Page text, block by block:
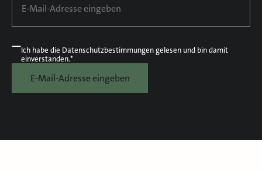
Ich habe die Datenschutzbestimmungengelesen und bin damit
einverstanden.*
E-Mail-Adresse eingeben